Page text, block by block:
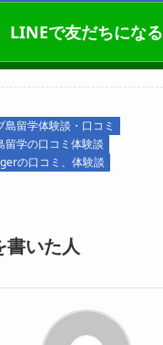
LINEで友だちになる
島留学体験談・口コミ
留学の口コミ体験談
の口コミ、体験談
書いた人